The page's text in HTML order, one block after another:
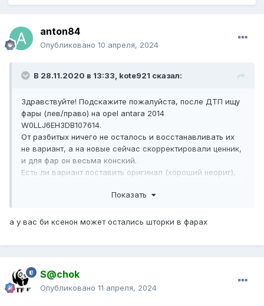
anton84
Опубликовано 10 апреля, 2024
В 28.11.2020 в 13:33, kote921 сказал:
Здравствуйте! Подскажите пожалуйста, после ДТП ищу
фары (лев/право) на opel antara 2014
W0LLJ6EH3DB107614.
От разбитых ничего не осталось и восстанавливать их
не вариант, а на новые сейчас скорректировали ценник,
и для фар он весьма конский.
Есть ли вариант поставить оригинал (хороший неориг),
пришлось колхозить проводку и дорабатывать крепления
Те что стояли (или должны стоять бьются под номерами
нашел, у всех почему то поломаны крепления, либо они
Такой момент. На старых стояли корректоры. Из салона
Показать
а у вас би ксенон может остались шторки в фарах
S@chok
Опубликовано 11 апреля, 2024